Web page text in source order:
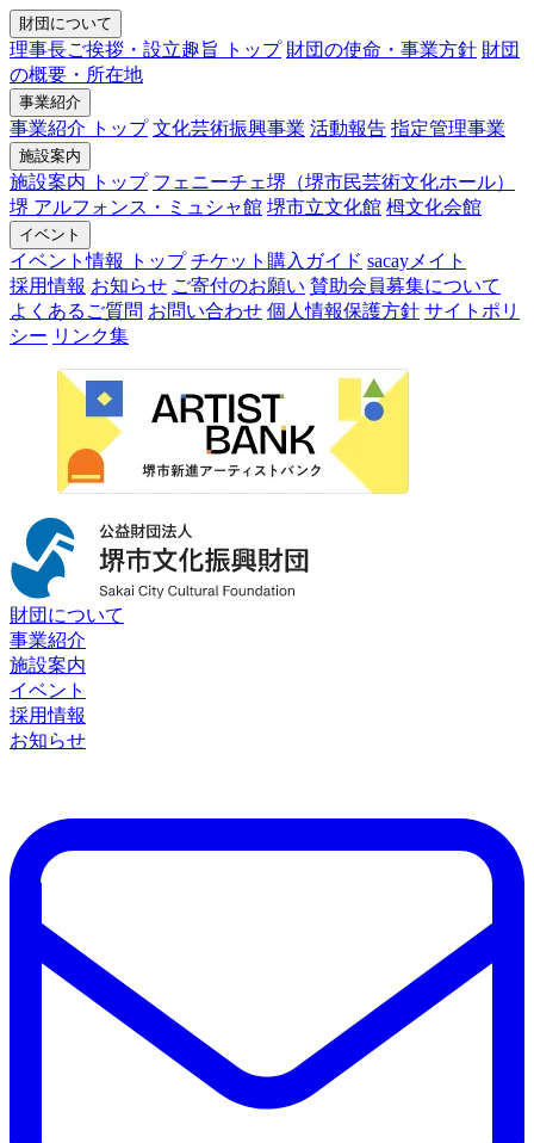
財団について
理事長ご挨拶・設立趣旨 トップ 財団の使命・事業方針 財団
の概要・所在地
事業紹介
事業紹介 トップ 文化芸術振興事業 活動報告 指定管理事業
施設案内
施設案内 トップ フェニーチェ堺（堺市民芸術文化ホール）
堺 アルフォンス・ミュシャ館 堺市立文化館 栂文化会館
イベント
イベント情報 トップ チケット購入ガイド sacayメイト
採用情報 お知らせ ご寄付のお願い 賛助会員募集について
よくあるご質問 お問い合わせ 個人情報保護方針 サイトポリ
シー リンク集
財団について
事業紹介
施設案内
イベント
採用情報
お知らせ